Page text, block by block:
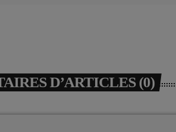
D’ARTICLES (0)